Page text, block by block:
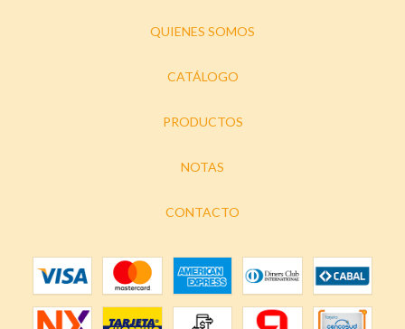
QUIENES SOMOS
CATÁLOGO
PRODUCTOS
NOTAS
CONTACTO